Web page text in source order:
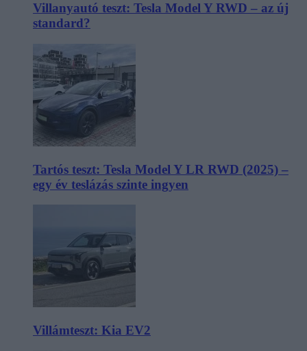
Villanyautó teszt: Tesla Model Y RWD – az új
standard?
Tartós teszt: Tesla Model Y LR RWD (2025) –
egy év teslázás szinte ingyen
Villámteszt: Kia EV2